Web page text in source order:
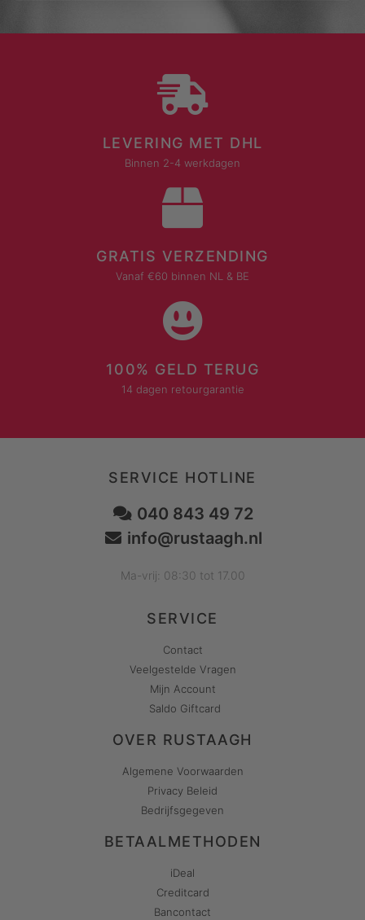
LEVERING MET DHL
Binnen 2-4 werkdagen
GRATIS VERZENDING
Vanaf €60 binnen NL & BE
100% GELD TERUG
14 dagen retourgarantie
SERVICE HOTLINE
040 843 49 72
info@rustaagh.nl
Ma-vrij: 08:30 tot 17.00
SERVICE
Contact
Veelgestelde Vragen
Mijn Account
Saldo Giftcard
OVER RUSTAAGH
Algemene Voorwaarden
Privacy Beleid
Bedrijfsgegeven
BETAALMETHODEN
iDeal
Creditcard
Bancontact